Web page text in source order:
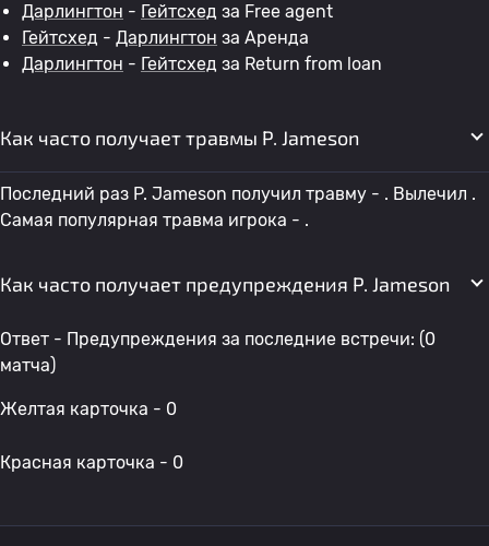
Дарлингтон - Гейтсхед за Free agent
Гейтсхед - Дарлингтон за Аренда
Дарлингтон - Гейтсхед за Return from loan
Как часто получает травмы P. Jameson
Последний раз P. Jameson получил травму - . Вылечил .
Самая популярная травма игрока - .
Как часто получает предупреждения P. Jameson
Ответ - Предупреждения за последние встречи: (0
матча)
Желтая карточка - 0
Красная карточка - 0